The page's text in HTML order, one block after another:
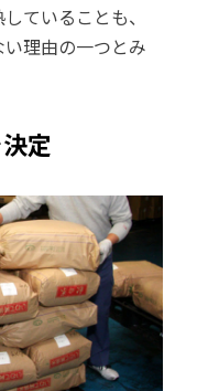
ていることも、
理由の一つとみ
定